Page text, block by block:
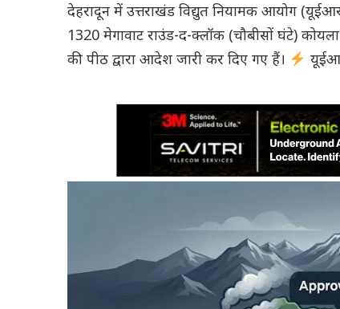
देहरादून में उत्तराखंड विद्युत नियामक आयोग
1320 मेगावाट राउंड-द-क्लॉक (चौबीसों घंटे)
की पीठ द्वारा आदेश जारी कर दिए गए हैं।